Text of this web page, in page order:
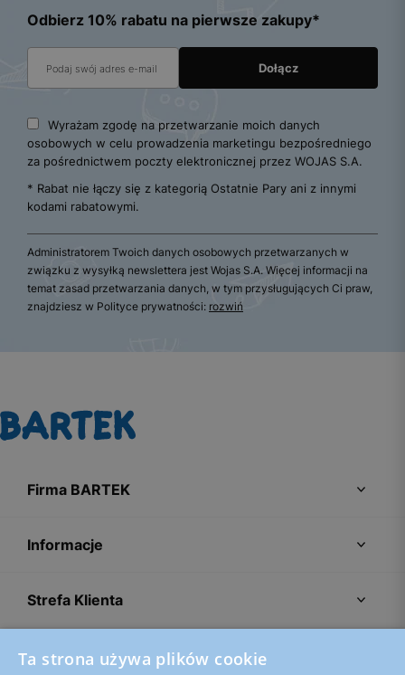
Odbierz 10% rabatu na pierwsze zakupy*
Wyrażam zgodę na przetwarzanie moich danych
osobowych w celu prowadzenia marketingu bezpośredniego
za pośrednictwem poczty elektronicznej przez WOJAS S.A.
* Rabat nie łączy się z kategorią Ostatnie Pary ani z innymi
kodami rabatowymi.
Administratorem Twoich danych osobowych przetwarzanych w
związku z wysyłką newslettera jest Wojas S.A. Więcej informacji na
temat zasad przetwarzania danych, w tym przysługujących Ci praw,
znajdziesz w Polityce prywatności: rozwiń
Firma BARTEK
Informacje
Strefa Klienta
Porady
Ta strona używa plików cookie